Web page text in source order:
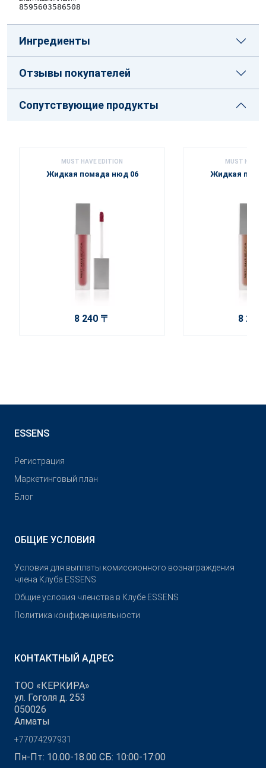
8595603586508
Ингредиенты
Отзывы покупателей
Сопутствующие продукты
MUST HAVE EDITION
Жидкая помада нюд 06
8 240 〒
MUST HAVE
Жидкая
8 240
ESSENS
Pегистрация
Маркетинговый план
Блог
ОБЩИЕ УСЛОВИЯ
Условия для выплаты комиссионного вознаграждения
члена Клуба ESSENS
Общие условия членства в Клубе ESSENS
Политика конфиденциальности
КОНТАКТНЫЙ АДРЕС
ТОО «КЕРКИРА»
ул. Гоголя д. 253
050026
Алматы
+77074297931
Пн-Пт: 10.00-18.00 СБ: 10:00-17:00